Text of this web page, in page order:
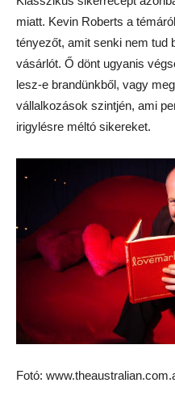
miatt. Kevin Roberts a
tényezőt, amit senki nem tud
vásárlót. Ő dönt ugyanis
lesz-e brandünkből, vagy
vállalkozások szintjén, ami
irigylésre méltó sikereket.
Fotó: